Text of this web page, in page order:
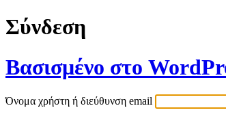
Σύνδεση
Βασισμένο στο
Όνομα χρήστη ή διεύθυνση email